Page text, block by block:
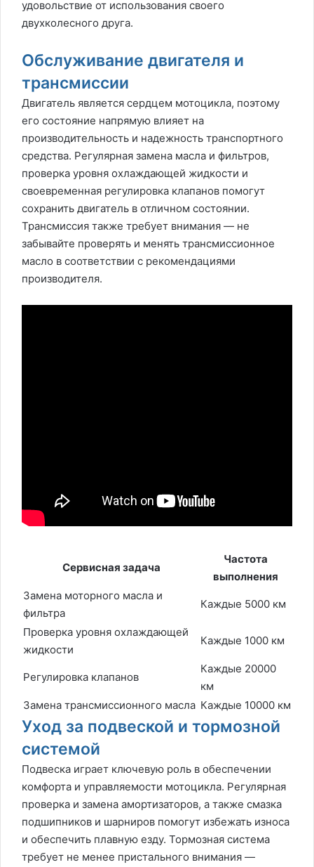
удовольствие от использования своего
двухколесного друга.
Обслуживание двигателя и
трансмиссии
Двигатель является сердцем мотоцикла, поэтому
его состояние напрямую влияет на
производительность и надежность транспортного
средства. Регулярная замена масла и фильтров,
проверка уровня охлаждающей жидкости и
своевременная регулировка клапанов помогут
сохранить двигатель в отличном состоянии.
Трансмиссия также требует внимания — не
забывайте проверять и менять трансмиссионное
масло в соответствии с рекомендациями
производителя.
Сервисная задача
Частота
выполнения
Замена моторного масла и
фильтра
Каждые 5000 км
Проверка уровня охлаждающей
жидкости
Каждые 1000 км
Регулировка клапанов
Каждые 20000
км
Замена трансмиссионного масла Каждые 10000 км
Уход за подвеской и тормозной
системой
Подвеска играет ключевую роль в обеспечении
комфорта и управляемости мотоцикла. Регулярная
проверка и замена амортизаторов, а также смазка
подшипников и шарниров помогут избежать износа
и обеспечить плавную езду. Тормозная система
требует не менее пристального внимания —